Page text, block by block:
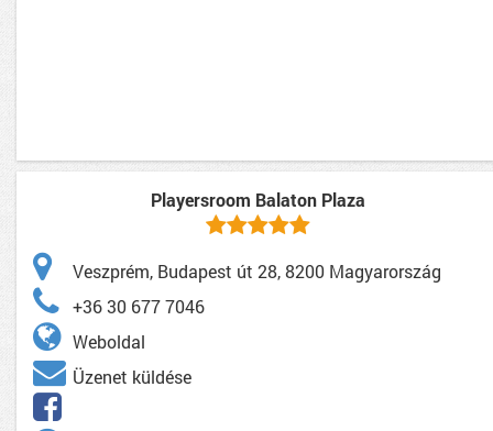
Playersroom Balaton Plaza
Veszprém, Budapest út 28, 8200 Magyarország
+36 30 677 7046
Weboldal
Üzenet küldése